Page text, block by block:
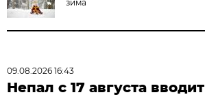
зима
09.08.2026 16:43
Непал с 17 августа вводит